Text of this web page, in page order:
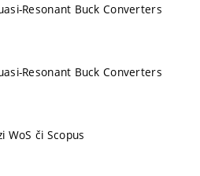
Resonant Buck Converters
Resonant Buck Converters
WoS či Scopus